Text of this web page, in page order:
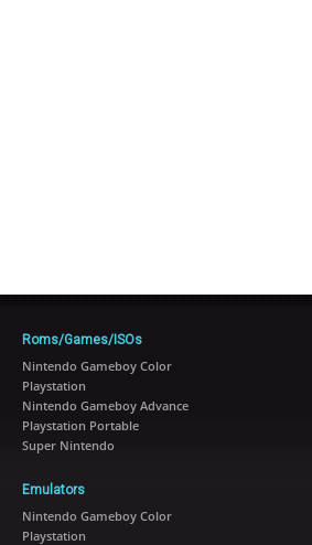
Roms/Games/ISOs
Nintendo Gameboy Color
Playstation
Nintendo Gameboy Advance
Playstation Portable
Super Nintendo
Emulators
Nintendo Gameboy Color
Playstation